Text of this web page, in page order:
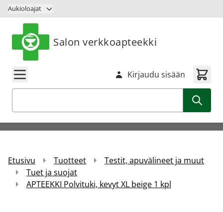
Siirry sisältöön
Aukioloajat
Salon verkkoapteekki
Kirjaudu sisään
Etusivu Tuotteet
Testit, apuvälineet ja muut
Tuet ja suojat
APTEEKKI Polvituki, kevyt XL beige 1 kpl